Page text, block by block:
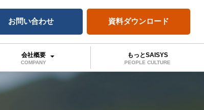
お問い合わせ 資料ダウンロード
会社概要
COMPANY
もっとSAISYS
PEOPLE CULTURE